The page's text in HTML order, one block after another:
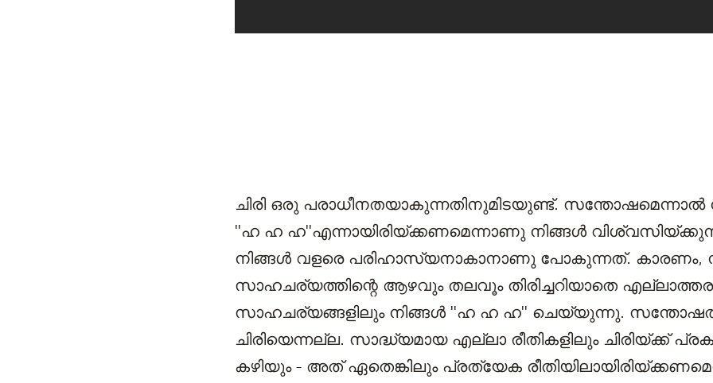
ചിരി ഒരു പരാധീനതയാകുന്നതിനുമിടയുണ്ട്. സന്തോഷമെന്നാല്‍
''ഹ ഹ ഹ''എന്നായിരിയ്ക്കണമെന്നാണു നിങ്ങള്‍
നിങ്ങള്‍ വളരെ പരിഹാസ്യനാകാനാണു പോകുന്നത്. കാരണം,
സാഹചര്യത്തിന്റെ ആഴവും തലവൂം തിരിച്ചറിയാതെ
സാഹചര്യങ്ങളിലും നിങ്ങള്‍ ''ഹ ഹ ഹ'' ചെയ്യുന്നു.
ചിരിയെന്നല്ല. സാദ്ധ്യമായ എല്ലാ രീതികളിലും ചിരിയ്ക്ക്
കഴിയും - അത് ഏതെങ്കിലും പ്രത്യേക